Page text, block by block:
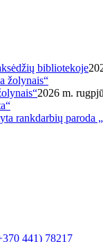
bibliotekoje
2026 m.
rankdarbių paroda
441) 78217